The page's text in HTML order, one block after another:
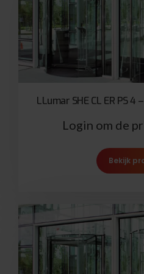
Login om de
Bekijk